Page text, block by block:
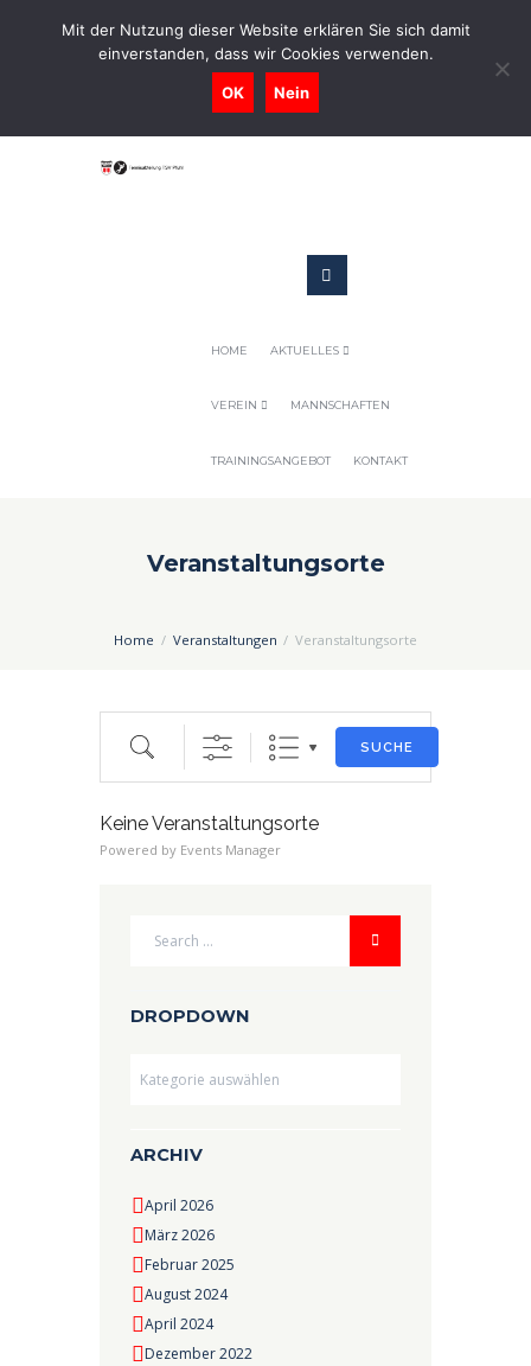
0731-9716400
Geschaeftsstelle@tennis-tsv-pfuhl.de
HOME AKTUELLES
VEREIN MANNSCHAFTEN
TRAININGSANGEBOT KONTAKT
Veranstaltungsorte
Home Veranstaltungen Veranstaltungsorte
Suche
SUCHE
Keine Veranstaltungsorte
Powered by Events Manager
DROPDOWN
ARCHIV
April 2026
März 2026
Februar 2025
August 2024
April 2024
Dezember 2022
Mit der Nutzung dieser Website erklären Sie sich damit
einverstanden, dass wir Cookies verwenden.
OK Nein